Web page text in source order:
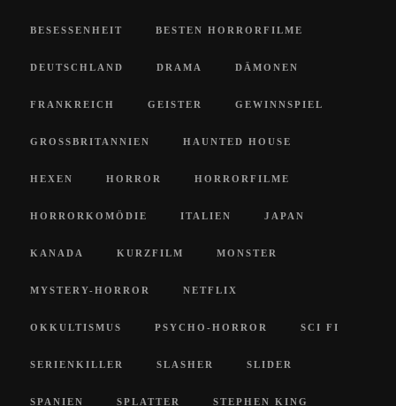
BESESSENHEIT BESTEN HORRORFILME
DEUTSCHLAND DRAMA DÄMONEN
FRANKREICH GEISTER GEWINNSPIEL
GROSSBRITANNIEN HAUNTED HOUSE
HEXEN HORROR HORRORFILME
HORRORKOMÖDIE ITALIEN JAPAN
KANADA KURZFILM MONSTER
MYSTERY-HORROR NETFLIX
OKKULTISMUS PSYCHO-HORROR SCI FI
SERIENKILLER SLASHER SLIDER
SPANIEN SPLATTER STEPHEN KING